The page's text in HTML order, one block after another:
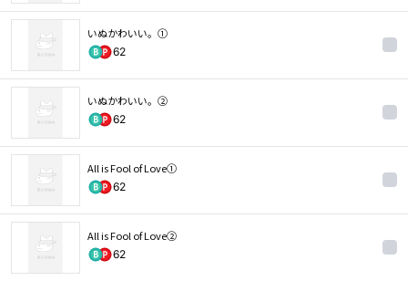
いぬかわいい。①
62
いぬかわいい。②
62
All is Fool of Love①
62
All is Fool of Love②
62